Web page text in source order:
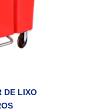
DE LIXO